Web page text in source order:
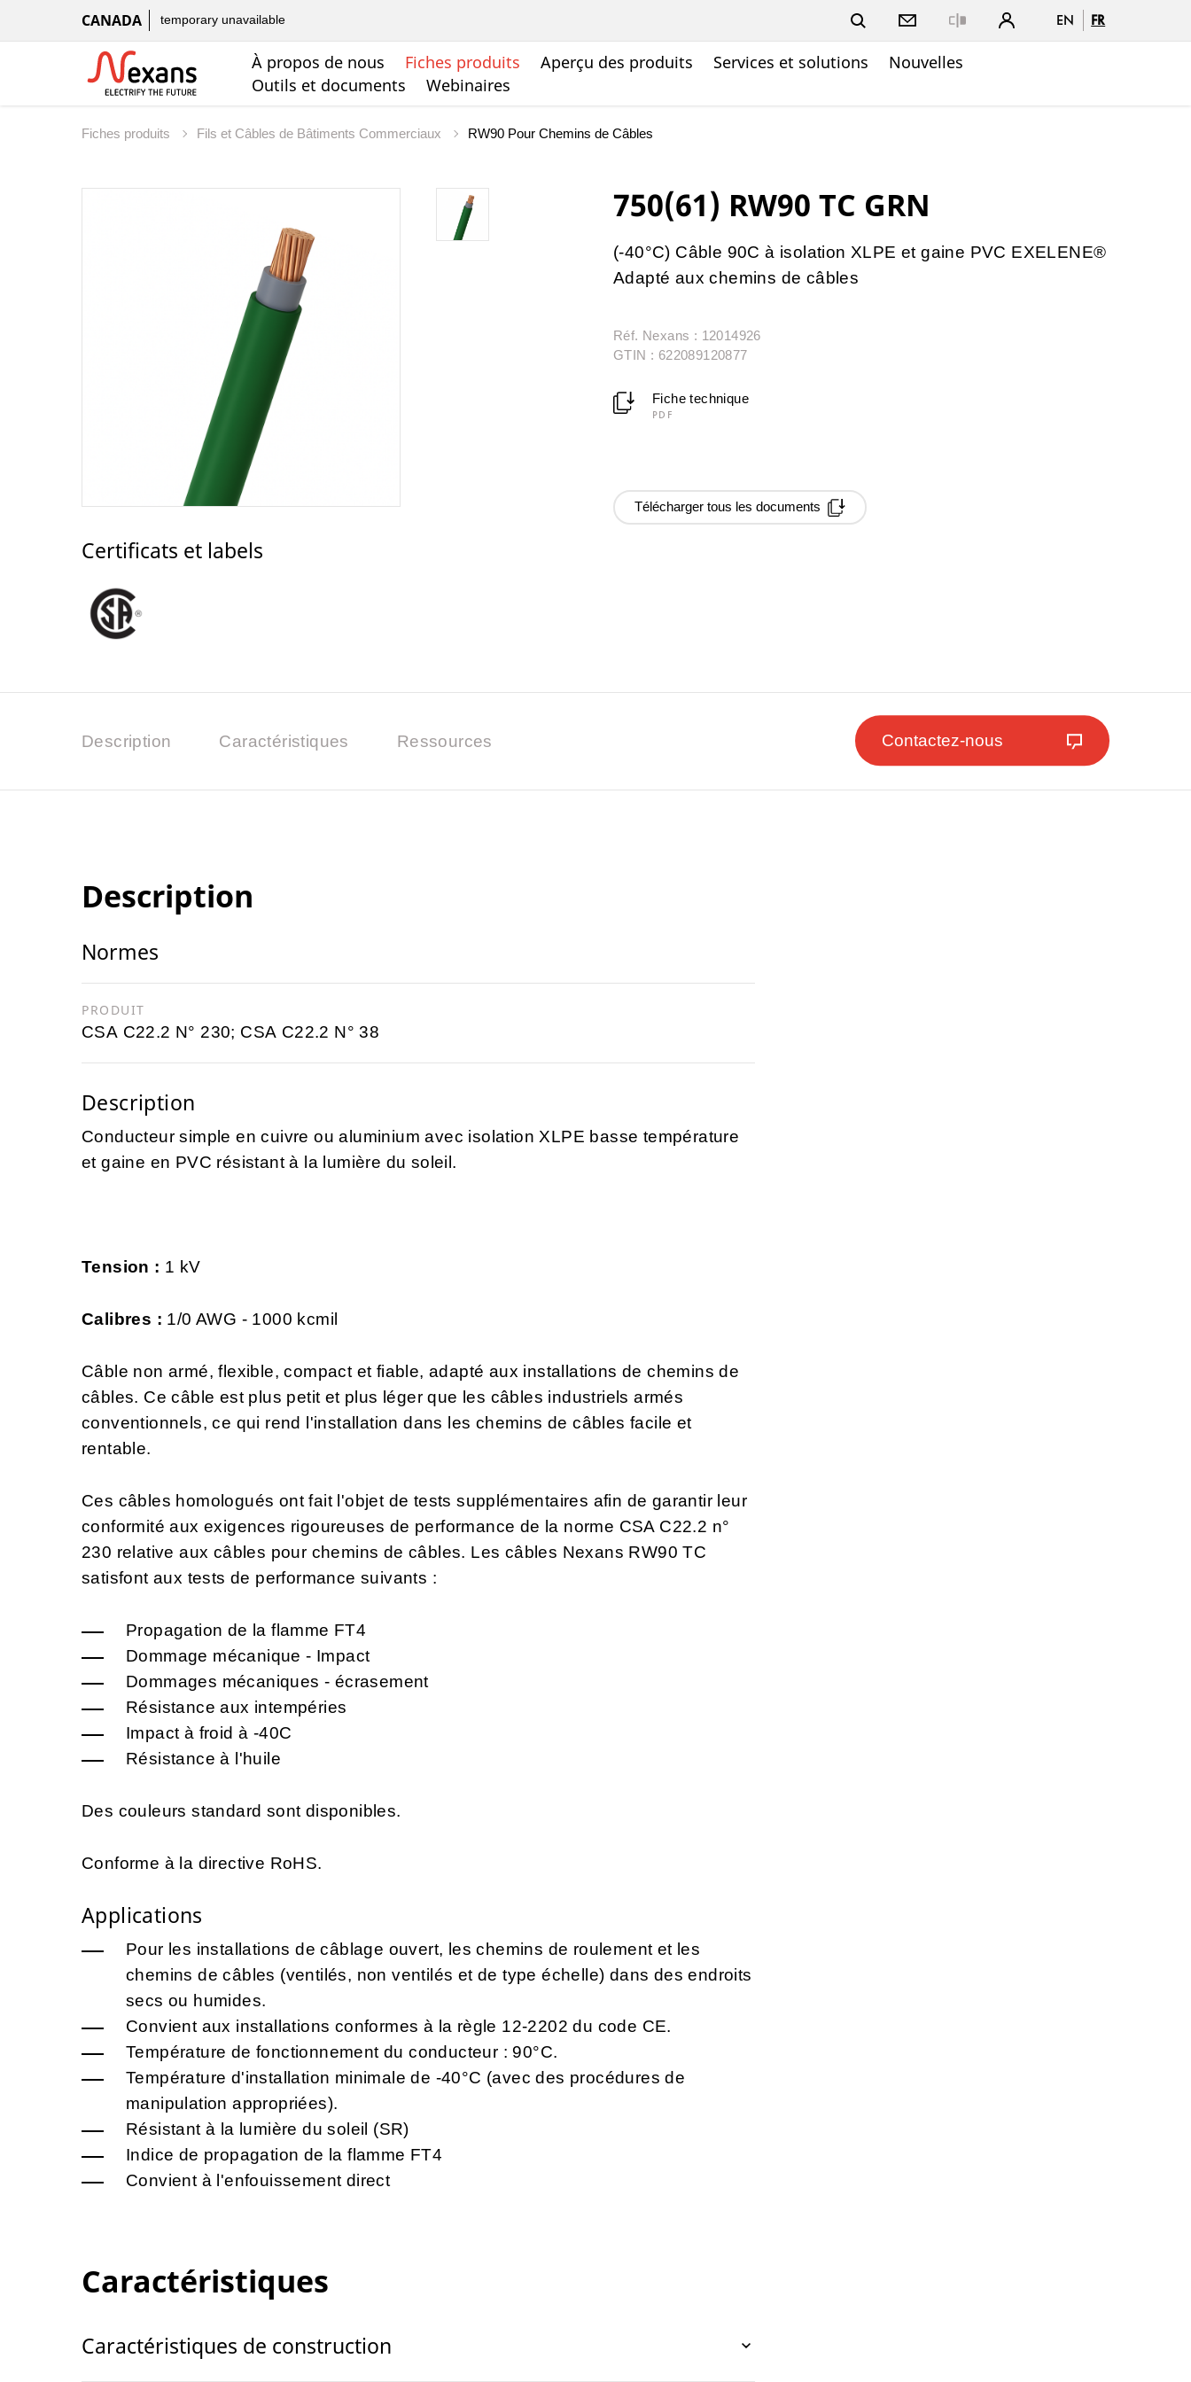
CANADA temporary unavailable EN FR
À propos de nous Fiches produits Aperçu des produits Services et solutions
Nouvelles
Outils et documents
Webinaires
Fiches produits Fils et Câbles de Bâtiments Commerciaux RW90 Pour Chemins de Câbles
Certificats et labels
750(61) RW90 TC GRN
(-40°C) Câble 90C à isolation XLPE et gaine PVC EXELENE®
Adapté aux chemins de câbles
Réf. Nexans : 12014926
GTIN : 622089120877
Fiche technique
PDF
Télécharger tous les documents
Description Caractéristiques Ressources Contactez-nous
Description
Normes
PRODUIT
CSA C22.2 N° 230; CSA C22.2 N° 38
Description
Conducteur simple en cuivre ou aluminium avec isolation XLPE basse température
et gaine en PVC résistant à la lumière du soleil.
Tension : 1 kV
Calibres : 1/0 AWG - 1000 kcmil
Câble non armé, flexible, compact et fiable, adapté aux installations de chemins de
câbles. Ce câble est plus petit et plus léger que les câbles industriels armés
conventionnels, ce qui rend l'installation dans les chemins de câbles facile et
rentable.
Ces câbles homologués ont fait l'objet de tests supplémentaires afin de garantir leur
conformité aux exigences rigoureuses de performance de la norme CSA C22.2 n°
230 relative aux câbles pour chemins de câbles. Les câbles Nexans RW90 TC
satisfont aux tests de performance suivants :
Propagation de la flamme FT4
Dommage mécanique - Impact
Dommages mécaniques - écrasement
Résistance aux intempéries
Impact à froid à -40C
Résistance à l'huile
Des couleurs standard sont disponibles.
Conforme à la directive RoHS.
Applications
Pour les installations de câblage ouvert, les chemins de roulement et les
chemins de câbles (ventilés, non ventilés et de type échelle) dans des endroits
secs ou humides.
Convient aux installations conformes à la règle 12-2202 du code CE.
Température de fonctionnement du conducteur : 90°C.
Température d'installation minimale de -40°C (avec des procédures de
manipulation appropriées).
Résistant à la lumière du soleil (SR)
Indice de propagation de la flamme FT4
Convient à l'enfouissement direct
Caractéristiques
Caractéristiques de construction